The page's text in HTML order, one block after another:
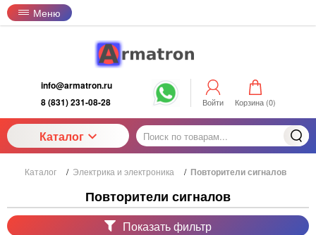
Меню
info@armatron.ru
8 (831) 231-08-28
Войти Корзина (0)
Каталог
Каталог / Электрика и электроника / Повторители сигналов
Повторители сигналов
Показать фильтр